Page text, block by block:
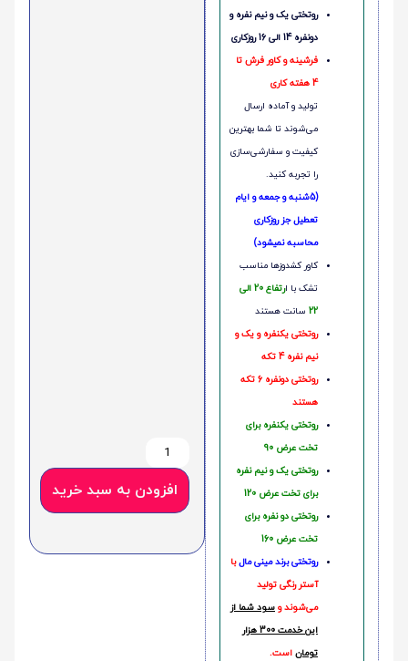
روتختی یک و نیم نفره و
دونفره 14 الی 16 روزکاری
فرشینه و کاور فرش تا
4 هفته کاری
تولید و آماده ارسال
می‌شوند تا شما بهترین
کیفیت و سفارشی‌سازی
را تجربه کنید.
(5شنبه و جمعه و ایام
تعطیل جز روزکاری
محاسبه نمیشود)
کاور کشدوزها مناسب
تشک با ا
رتفاع 20 الی
22 سانت هستند
روتختی یکنفره و یک و
نیم نفره 4 تکه
روتختی دونفره 6 تکه
هستند
روتختی یکنفره برای
تخت عرض 90
روتختی یک و نیم نفره
برای تخت عرض 120
روتختی دو نفره برای
تخت عرض 160
روتختی‌ برند مینی مالبا
آستر رنگی تولید
می‌شوند و سود شما از
این خدمت 300 هزار
تومان است.
افزودن به سبد خرید